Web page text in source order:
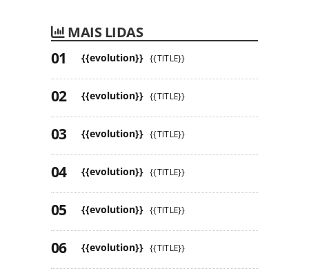
MAIS LIDAS
{{evolution}} {{TITLE}}
{{evolution}} {{TITLE}}
{{evolution}} {{TITLE}}
{{evolution}} {{TITLE}}
{{evolution}} {{TITLE}}
{{evolution}} {{TITLE}}